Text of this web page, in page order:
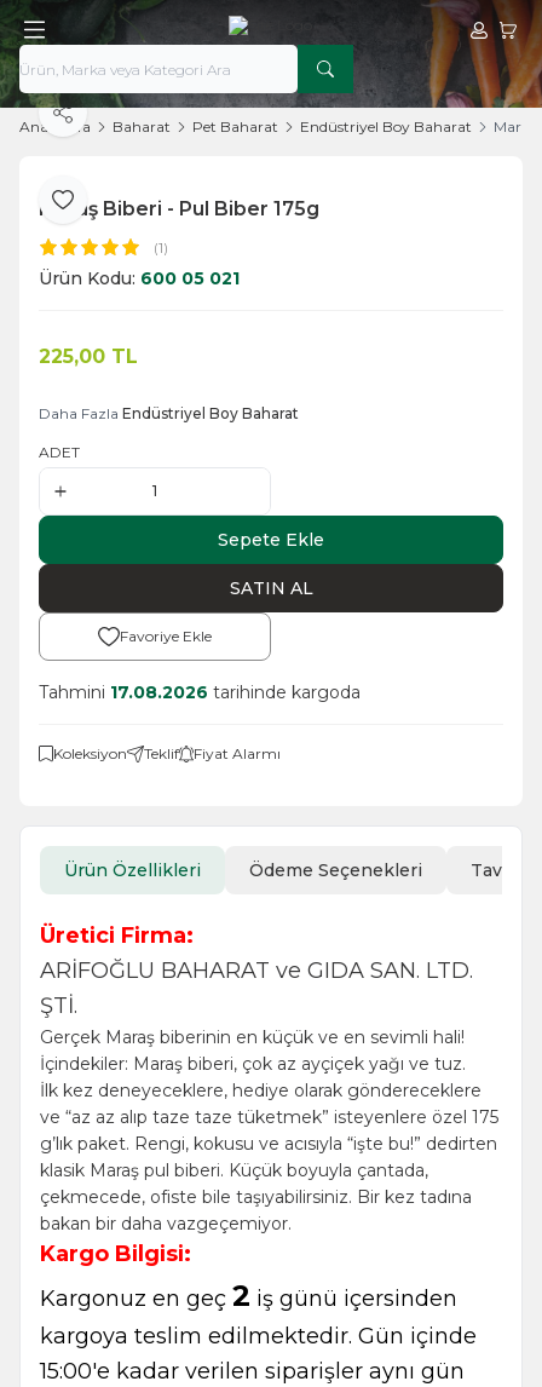
Hesabım
Ana Sayfa Baharat Pet Baharat Endüstriyel Boy Baharat Maraş
Favoriye Ekle
Paylaş
Maraş Biberi - Pul Biber 175g
(1)
Ürün Kodu: 600 05 021
225,00 TL
Daha Fazla Endüstriyel Boy Baharat
ADET
Sepete Ekle
SATIN AL
Favoriye Ekle
Tahmini 17.08.2026 tarihinde kargoda
Koleksiyon Teklif Fiyat Alarmı
Ürün Özellikleri Ödeme Seçenekleri Tavsiye
Üretici Firma:
ARİFOĞLU BAHARAT ve GIDA SAN. LTD.
ŞTİ.
Gerçek Maraş biberinin en küçük ve en sevimli hali!
İçindekiler: Maraş biberi, çok az ayçiçek yağı ve tuz.
İlk kez deneyeceklere, hediye olarak göndereceklere
ve “az az alıp taze taze tüketmek” isteyenlere özel 175
g’lık paket. Rengi, kokusu ve acısıyla “işte bu!” dedirten
klasik Maraş pul biberi. Küçük boyuyla çantada,
çekmecede, ofiste bile taşıyabilirsiniz. Bir kez tadına
bakan bir daha vazgeçemiyor.
Kargo Bilgisi:
Kargonuz en geç 2 iş günü içersinden
kargoya teslim edilmektedir. Gün içinde
15:00'e kadar verilen siparişler aynı gün